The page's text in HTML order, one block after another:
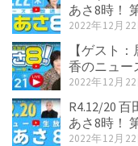
あさ8時！
2022年12月22
【ゲスト
香のニュ
2022年12月22
R4.12/20
あさ8時！
2022年12月22